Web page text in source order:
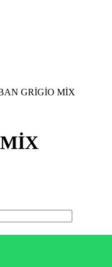
GRİGİO MİX